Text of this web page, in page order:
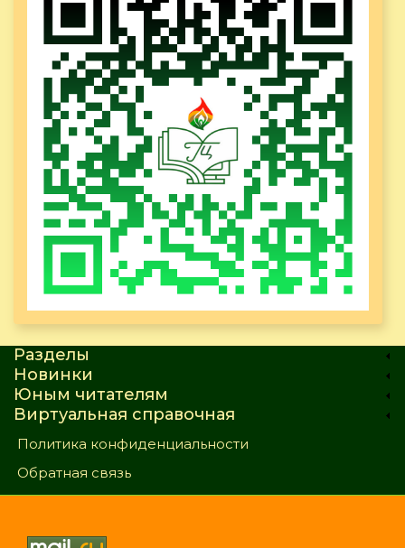
Разделы
Новинки
Юным читателям
Виртуальная справочная
Политика конфиденциальности
Обратная связь